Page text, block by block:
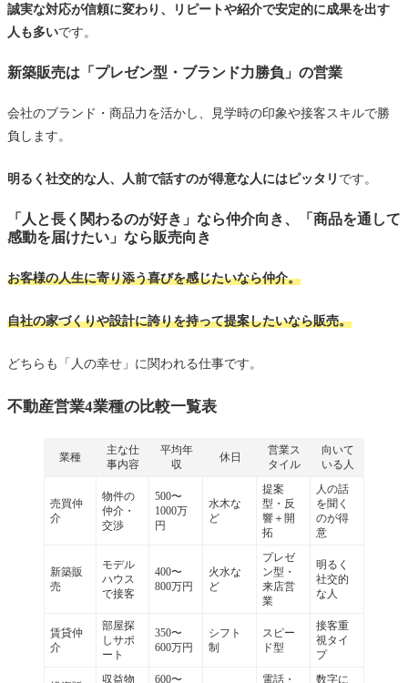
誠実な対応が信頼に変わり、リピートや紹介で安定的に成果を出す
人も多いです。
新築販売は「プレゼン型・ブランド力勝負」の営業
会社のブランド・商品力を活かし、見学時の印象や接客スキルで勝
負します。
明るく社交的な人、人前で話すのが得意な人にはピッタリ です。
「人と長く関わるのが好き」なら仲介向き、「商品を通して
感動を届けたい」なら販売向き
お客様の人生に寄り添う喜びを感じたいなら仲介。
自社の家づくりや設計に誇りを持って提案したいなら販売。
どちらも「人の幸せ」に関われる仕事です。
不動産営業4業種の比較一覧表
業種
主な仕
事内容
平均年
収
休日
営業ス
タイル
向いて
いる人
売買仲
介
物件の
仲介・
交渉
500〜
1000万
円
水木な
ど
提案
型・反
響＋開
拓
人の話
を聞く
のが得
意
新築販
売
モデル
ハウス
で接客
400〜
800万円
火水な
ど
プレゼ
ン型・
来店営
業
明るく
社交的
な人
賃貸仲
介
部屋探
しサポ
ート
350〜
600万円
シフト
制
スピー
ド型
接客重
視タイ
プ
収益物 600〜 電話・ 数字に